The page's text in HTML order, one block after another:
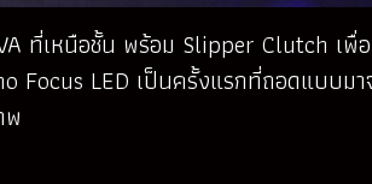
ที่เหนือชั้น พร้อม Slipper Clutch เพื่
LED เป็นครั้งแรกที่ถอดแบบมา
พ